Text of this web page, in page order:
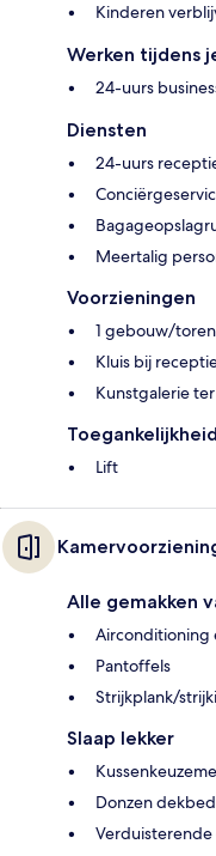
Kinderen
Werken tijdens
24-uurs
Diensten
24-uurs
Meertalig
Voorzieningen
1 gebouw/toren
Kluis bij
Kunstgalerie
Toegankelijkheid
Lift
Alle gemakken
Airconditioning
Pantoffels
Strijkplank/
Slaap lekker
Donzen